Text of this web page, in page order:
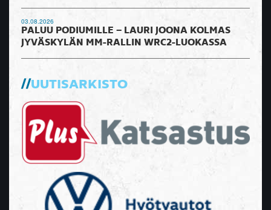
03.08.2026
PALUU PODIUMILLE – LAURI JOONA KOLMAS
JYVÄSKYLÄN MM-RALLIN WRC2-LUOKASSA
UUTISARKISTO